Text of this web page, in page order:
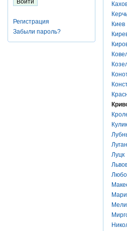
Регистрация
Забыли пароль?
Киев
Луцк